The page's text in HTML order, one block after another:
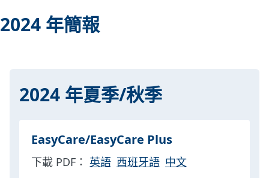
2024 年簡報
2024 年夏季/秋季
EasyCare/EasyCare Plus
下載 PDF： 英語 西班牙語 中文